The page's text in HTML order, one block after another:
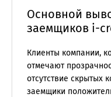
Основной
заемщиков i-
Клиенты компании,
отмечают
отсутствие скрытых
заемщики